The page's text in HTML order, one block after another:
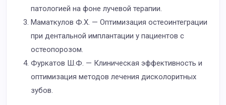
патологией на фоне лучевой терапии.
Маматкулов Ф.Х. — Оптимизация остеоинтеграции
при дентальной имплантации у пациентов с
остеопорозом.
Фуркатов Ш.Ф. — Клиническая эффективность и
оптимизация методов лечения дисколоритных
зубов.